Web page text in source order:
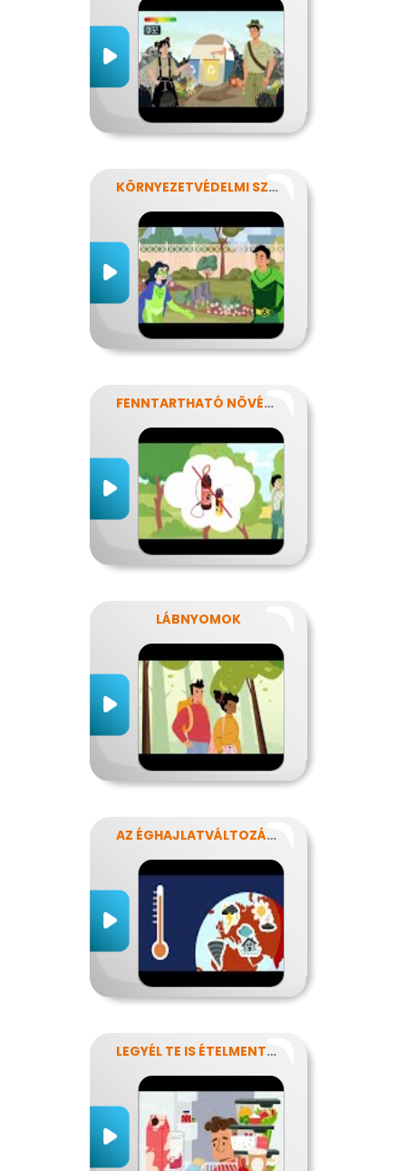
KÖRNYEZETVÉDELMI SZUPERHŐSÖK
FENNTARTHATÓ NÖVÉNYVÉDELEM
LÁBNYOMOK
AZ ÉGHAJLATVÁLTOZÁS HATÁSA AZ ÉLELMISZER-ELLÁTÁSRA
LEGYÉL TE IS ÉTELMENTŐ!